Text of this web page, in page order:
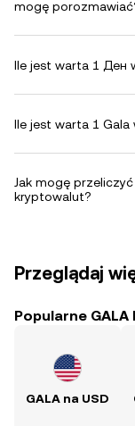
mogę
Ile jest warta 1 Ден
Ile jest warta 1 Gala
Jak mogę
kryptowalut?
Przeglądaj
Popularne
GALA na USD